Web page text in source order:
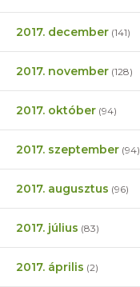
2017. december (141)
2017. november (128)
2017. október (94)
2017. szeptember (94)
2017. augusztus (96)
2017. július (83)
2017. április (2)